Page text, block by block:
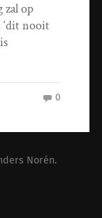
zal op
‘dit nooit
0
Norén.